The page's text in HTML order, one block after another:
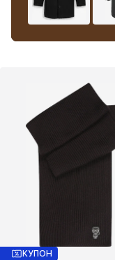
КУПОН